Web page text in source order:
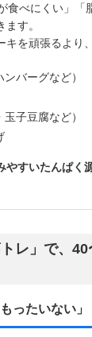
食べにくい」「
す。
を頑張るより、
バーグなど）
子豆腐など）
やすいたんぱく
トレ」で、
ったいない」